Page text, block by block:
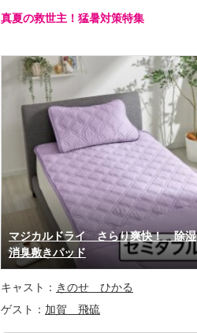
真夏の救世主！猛暑対策特集
マジカルドライ さらり爽快！ 除湿
消臭敷きパッド
キャスト： きのせ ひかる
ゲスト： 加賀 飛硫